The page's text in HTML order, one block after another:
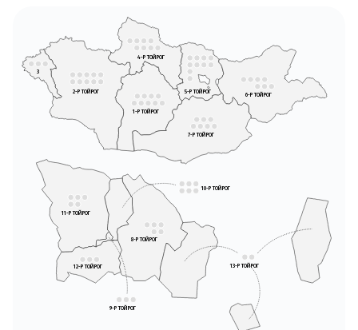
1-Р ТОЙРОГ
2-Р ТОЙРОГ
3
4-Р ТОЙРОГ
5-Р ТОЙРОГ 6-Р ТОЙРОГ
7-Р ТОЙРОГ
8-Р ТОЙРОГ
9-Р ТОЙРОГ
10-Р ТОЙРОГ
11-Р ТОЙРОГ
12-Р ТОЙРОГ 13-Р ТОЙРОГ